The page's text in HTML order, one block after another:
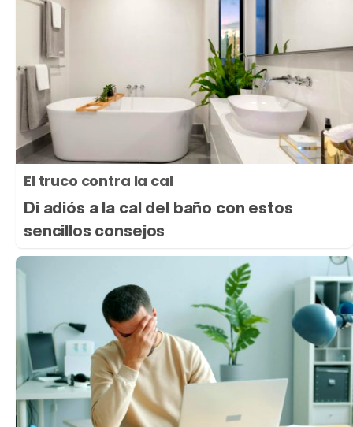
El truco contra la cal
Di adiós a la cal del baño con estos
sencillos consejos